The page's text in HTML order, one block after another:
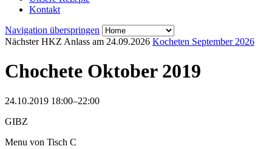
Kontakt
Navigation überspringen
Nächster HKZ Anlass am 24.09.2026 Kocheten September 2026
Chochete Oktober 2019
24.10.2019 18:00–22:00
GIBZ
Menu von Tisch C